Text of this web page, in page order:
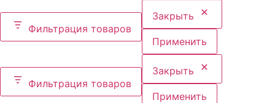
Фильтрация товаров
Закрыть
Применить
Фильтрация товаров
Закрыть
Применить